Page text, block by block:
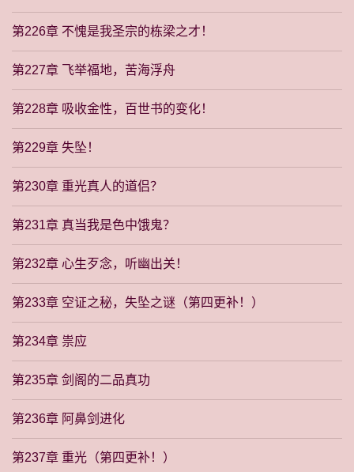
第226章 不愧是我圣宗的栋梁之才！
第227章 飞举福地，苦海浮舟
第228章 吸收金性，百世书的变化！
第229章 失坠！
第230章 重光真人的道侣？
第231章 真当我是色中饿鬼？
第232章 心生歹念，听幽出关！
第233章 空证之秘，失坠之谜（第四更补！）
第234章 祟应
第235章 剑阁的二品真功
第236章 阿鼻剑进化
第237章 重光（第四更补！）